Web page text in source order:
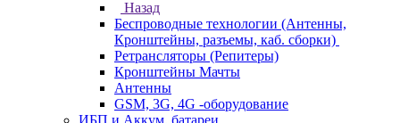
Назад
Беспроводные технологии (Антенны,
Кронштейны, разъемы, каб. сборки)
Ретрансляторы (Репитеры)
Кронштейны Мачты
Антенны
GSM, 3G, 4G -оборудование
ИБП и Аккум. батареи